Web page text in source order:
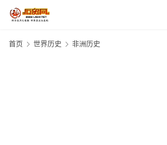
首页 世界历史 非洲历史